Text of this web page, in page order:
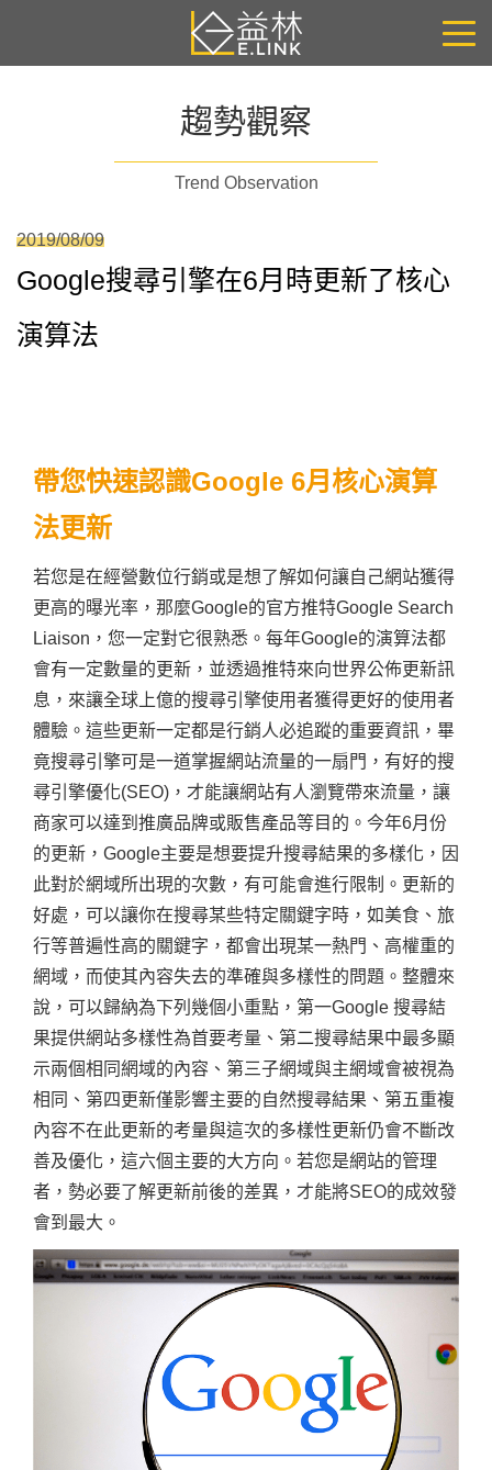
趨勢觀察
Trend Observation
2019/08/09
Google搜尋引擎在6月時更新了核心
演算法
帶您快速認識Google 6月核心演算
法更新
若您是在經營數位行銷或是想了解如何讓自己網站獲得
更高的曝光率，那麼Google的官方推特Google Search
Liaison，您一定對它很熟悉。每年Google的演算法都
會有一定數量的更新，並透過推特來向世界公佈更新訊
息，來讓全球上億的搜尋引擎使用者獲得更好的使用者
體驗。這些更新一定都是行銷人必追蹤的重要資訊，畢
竟搜尋引擎可是一道掌握網站流量的一扇門，有好的搜
尋引擎優化(SEO)，才能讓網站有人瀏覽帶來流量，讓
商家可以達到推廣品牌或販售產品等目的。今年6月份
的更新，Google主要是想要提升搜尋結果的多樣化，因
此對於網域所出現的次數，有可能會進行限制。更新的
好處，可以讓你在搜尋某些特定關鍵字時，如美食、旅
行等普遍性高的關鍵字，都會出現某一熱門、高權重的
網域，而使其內容失去的準確與多樣性的問題。整體來
說，可以歸納為下列幾個小重點，第一Google 搜尋結
果提供網站多樣性為首要考量、第二搜尋結果中最多顯
示兩個相同網域的內容、第三子網域與主網域會被視為
相同、第四更新僅影響主要的自然搜尋結果、第五重複
內容不在此更新的考量與這次的多樣性更新仍會不斷改
善及優化，這六個主要的大方向。若您是網站的管理
者，勢必要了解更新前後的差異，才能將SEO的成效發
會到最大。